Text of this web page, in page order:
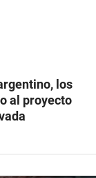
los
al proyecto